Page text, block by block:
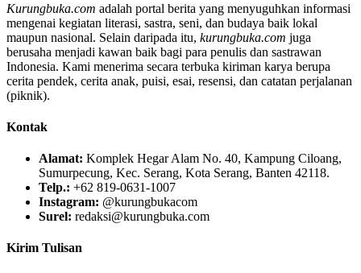
Kurungbuka.com adalah portal berita yang menyuguhkan informasi
mengenai kegiatan literasi, sastra, seni, dan budaya baik lokal
maupun nasional. Selain daripada itu, kurungbuka.com juga
berusaha menjadi kawan baik bagi para penulis dan sastrawan
Indonesia. Kami menerima secara terbuka kiriman karya berupa
cerita pendek, cerita anak, puisi, esai, resensi, dan catatan perjalanan
(piknik).
Kontak
Alamat: Komplek Hegar Alam No. 40, Kampung Ciloang,
Sumurpecung, Kec. Serang, Kota Serang, Banten 42118.
Telp.: +62 819-0631-1007
Instagram: @kurungbukacom
Surel: redaksi@kurungbuka.com
Kirim Tulisan